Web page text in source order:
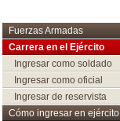
Fuerzas Armadas
Carrera en el Ejército
Ingresar como soldado
Ingresar como oficial
Ingresar de reservista
Cómo ingresar en ejército